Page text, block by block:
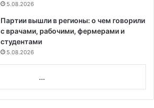
5.08.2026
Партии вышли в регионы: о чем говорили
с врачами, рабочими, фермерами и
студентами
5.08.2026
...